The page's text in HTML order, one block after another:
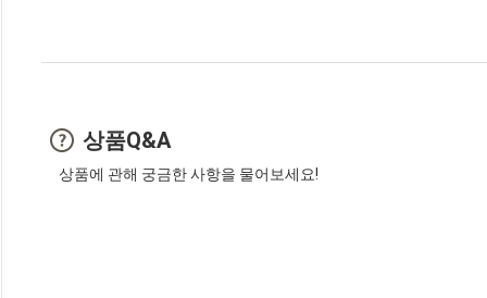
상품Q&A
상품에 관해 궁금한 사항을 물어보세요!